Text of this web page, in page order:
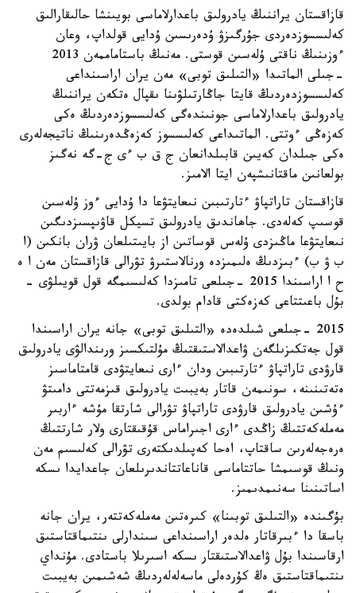
قازاقستان يراننىڭ يادرولىق باعدارلاماسى بويىنشا حالىقارالىق
كەلىسسوزدەردى جۇرگىزۋ ۇدەرىسىن ۇدايى قولداپ، وعان
ءوزىنىڭ ناقتى ۇلەسىن قوستى. مەنىڭ باستاماممەن 2013
-جىلى الماتىدا «التىلىق توبى» مەن يران اراسىنداعى
كەلىسسوزدەردىڭ قايتا جاڭارتىلۋىنا ىقپال ەتكەن يراننىڭ
يادرولىق باعدارلاماسى جونىندەگى كەلىسسوزدەردىڭ ەكى
كەزەڭى ءوتتى. الماتىداعى كەلىسسوز كەزەڭدەرىنىڭ ناتيجەلەرى
ەكى جىلدان كەيىن قابىلدانعان ج ق ب ءى ج-گە نەگىز
بولعانىن ماقتانىشپەن ايتا الامىز.
قازاقستان تاراتپاۋ ءتارتىبىن نىعايتۋعا دا ۇدايى ءوز ۇلەسىن
قوسىپ كەلەدى. جاھاندىق يادرولىق تسيكل قاۋىپسىزدىگىن
نىعايتۋعا ماڭىزدى ۇلەس قوساتىن از بايىتىلعان ۋران بانكىن (ا
ب ۋ ب) ءبىزدىڭ ەلىمىزدە ورنالاستىرۋ تۋرالى قازاقستان مەن ا ە
ح ا اراسىندا 2015 -جىلعى تامىزدا كەلىسىمگە قول قويىلۋى -
بۇل باعىتتاعى كەزەكتى قادام بولدى.
2015 -جىلعى شىلدەدە «التىلىق توبى» جانە يران اراسىندا
قول جەتكىزىلگەن ۋاعدالاستىقتىڭ مۇلتىكسىز ورىندالۋى يادرولىق
قارۋدى تاراتپاۋ ءتارتىبىن ودان ءارى نىعايتۋدى قامتاماسىز
ەتەتىنىنە، سونىمەن قاتار بەيبىت يادرولىق قىزمەتتى دامىتۋ
ءۇشىن يادرولىق قارۋدى تاراتپاۋ تۋرالى شارتقا مۇشە ءاربىر
مەملەكەتتىڭ زاڭدى ءارى اجىراماس قۇقىقتارى ولار شارتتىڭ
ەرەجەلەرىن ساقتاپ، اەحا كەپىلدىكتەرى تۋرالى كەلىسىم مەن
ونىڭ قوسىمشا حاتتاماسى قاناعاتتاندىرىلعان جاعدايدا ىسكە
اساتىنىنا سەنىمدىمىز.
بۇگىندە «التىلىق توبىنا» كىرەتىن مەملەكەتتەر، يران جانە
باسقا دا ءبىرقاتار ەلدەر اراسىنداعى سىندارلى ىنتىماقتاستىق
ارقاسىندا بۇل ۋاعدالاستىقتار ىسكە اسىرىلا باستادى. مۇنداي
ىنتىماقتاستىق ەڭ كۇردەلى ماسەلەلەردىڭ شەشىمىن بەيبىت